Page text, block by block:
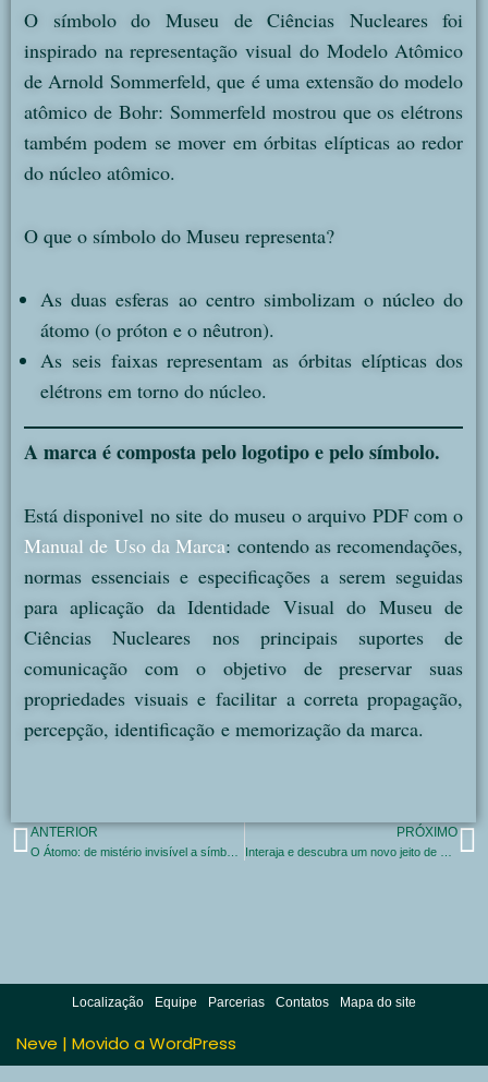
O símbolo do Museu de Ciências Nucleares foi
inspirado na representação visual do Modelo Atômico
de Arnold Sommerfeld, que é uma extensão do modelo
atômico de Bohr: Sommerfeld mostrou que os elétrons
também podem se mover em órbitas elípticas ao redor
do núcleo atômico.
O que o símbolo do Museu representa?
As duas esferas ao centro simbolizam o núcleo do
átomo (o próton e o nêutron).
As seis faixas representam as órbitas elípticas dos
elétrons em torno do núcleo.
A marca é composta pelo logotipo e pelo símbolo.
Está disponivel no site do museu o arquivo PDF com o
Manual de Uso da Marca: contendo as recomendações,
normas essenciais e especificações a serem seguidas
para aplicação da Identidade Visual do Museu de
Ciências Nucleares nos principais suportes de
comunicação com o objetivo de preservar suas
propriedades visuais e facilitar a correta propagação,
percepção, identificação e memorização da marca.
ANTERIOR PRÓXIMO
Localização Equipe Parcerias Contatos Mapa do site
Neve | Movido aWordPress